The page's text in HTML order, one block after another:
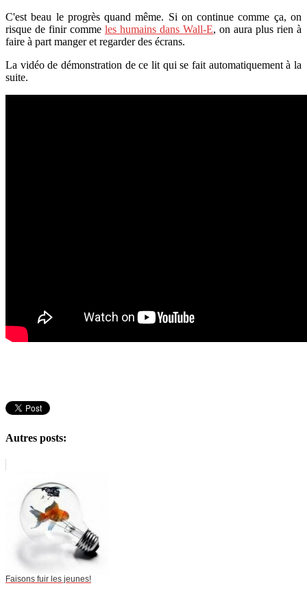
C'est beau le progrès quand même. Si on continue comme ça, on
risque de finir comme les humains dans Wall-E, on aura plus rien à
faire à part manger et regarder des écrans.
La vidéo de démonstration de ce lit qui se fait automatiquement à la
suite.
Autres posts:
Faisons fuir les jeunes!